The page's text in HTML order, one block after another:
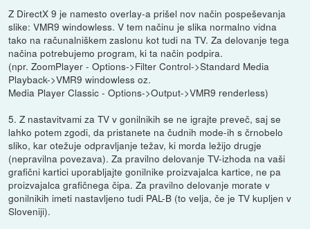
Z DirectX 9 je namesto overlay-a prišel nov način pospeševanja
slike: VMR9 windowless. V tem načinu je slika normalno vidna
tako na računalniškem zaslonu kot tudi na TV. Za delovanje tega
načina potrebujemo program, ki ta način podpira.
(npr. ZoomPlayer - Options->Filter Control->Standard Media
Playback->VMR9 windowless oz.
Media Player Classic - Options->Output->VMR9 renderless)
5. Z nastavitvami za TV v gonilnikih se ne igrajte preveč, saj se
lahko potem zgodi, da pristanete na čudnih mode-ih s črnobelo
sliko, kar otežuje odpravljanje težav, ki morda ležijo drugje
(nepravilna povezava). Za pravilno delovanje TV-izhoda na vaši
grafični kartici uporabljajte gonilnike proizvajalca kartice, ne pa
proizvajalca grafičnega čipa. Za pravilno delovanje morate v
gonilnikih imeti nastavljeno tudi PAL-B (to velja, če je TV kupljen v
Sloveniji).